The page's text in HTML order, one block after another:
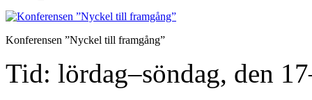
Konferensen ”Nyckel till framgång”
Tid: lördag–söndag, den